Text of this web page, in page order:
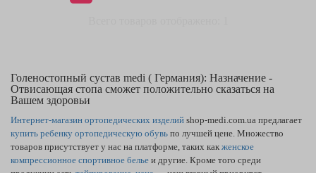
Голеностопный сустав medi ( Германия): Назначение -
Отвисающая стопа сможет положительно сказаться на
Вашем здоровьи
Интернет-магазин ортопедических изделий shop-medi.com.ua предлагает
купить ребенку ортопедическую обувь по лучшей цене. Множество
товаров присутствует у нас на платформе, таких как женское
компрессионное спортивное белье и другие. Кроме того среди